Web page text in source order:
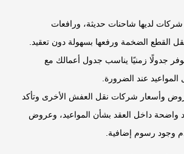
لديها شاحنات حديثة، ورافعات
القطع الضخمة ورفعها بسهولة دون تعقيد.
جدولًا زمنيًا يناسب جدول أعمالك مع
عند الضرورة.
شركات نقل العفش الأخرى وتأكد
داخل العقد بشأن المواعيد، وعروض
رسوم إضافية.